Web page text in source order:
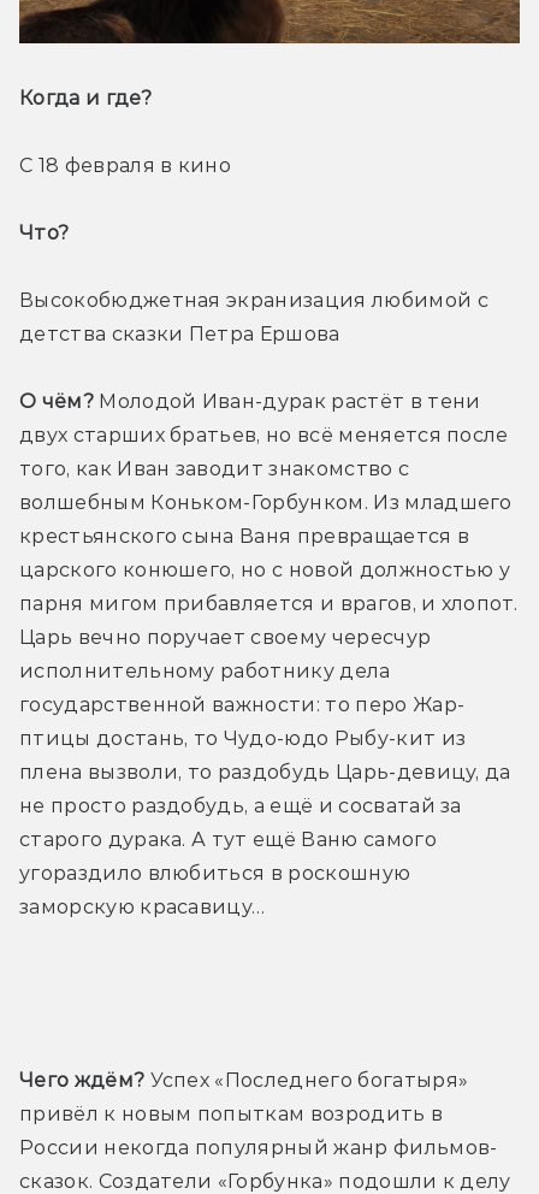
Когда и где?
С 18 февраля в кино
Что?
Высокобюджетная экранизация любимой с
детства сказки Петра Ершова
О чём? Молодой Иван-дурак растёт в тени
двух старших братьев, но всё меняется после
того, как Иван заводит знакомство с
волшебным Коньком-Горбунком. Из младшего
крестьянского сына Ваня превращается в
царского конюшего, но с новой должностью у
парня мигом прибавляется и врагов, и хлопот.
Царь вечно поручает своему чересчур
исполнительному работнику дела
государственной важности: то перо Жар-
птицы достань, то Чудо-юдо Рыбу-кит из
плена вызволи, то раздобудь Царь-девицу, да
не просто раздобудь, а ещё и сосватай за
старого дурака. А тут ещё Ваню самого
угораздило влюбиться в роскошную
заморскую красавицу…
Чего ждём? Успех «Последнего богатыря»
привёл к новым попыткам возродить в
России некогда популярный жанр фильмов-
сказок. Создатели «Горбунка» подошли к делу